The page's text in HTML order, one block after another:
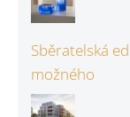
Sběratelská
možného